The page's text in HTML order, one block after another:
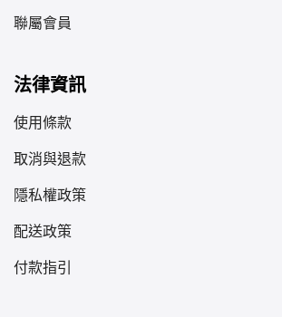
聯屬會員
法律資訊
使用條款
取消與退款
隱私權政策
配送政策
付款指引